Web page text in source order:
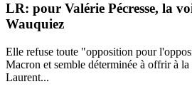
LR: pour Valérie Pécresse, la
Wauquiez
Elle refuse toute "opposition pour
Macron et semble déterminée à offrir à
Laurent...